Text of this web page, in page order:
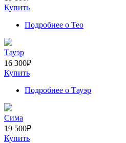
Купить
Подробнее о Тео
Тауэр
16 300₽
Купить
Подробнее о Тауэр
Сима
19 500₽
Купить